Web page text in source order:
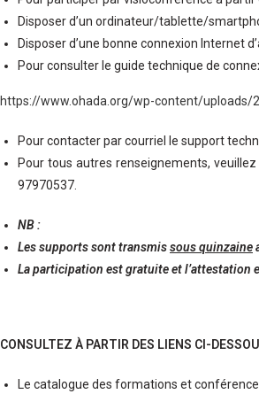
Disposer d’un ordinateur/tablette/
Disposer d’une bonne connexion Internet
Pour consulter le guide technique de
https://www.ohada.org/wp-content/uploads/
Pour contacter par courriel le support
Pour tous autres renseignements, veuillez
97970537.
NB :
Les supports sont transmissous quinzaine
La participation est gratuite et l’attestation
CONSULTEZ À PARTIR DES LIENS CI-
Le catalogue des formations et